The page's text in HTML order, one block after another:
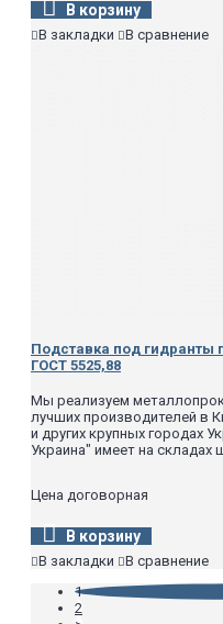
В корзину
В закладки В сравнение
Подставка под гидранты
ГОСТ 5525,88
Мы реализуем
лучших производителей в
и других крупных городах
Украина" имеет на складах
Цена договорная
В корзину
В закладки
В сравнение
1
2